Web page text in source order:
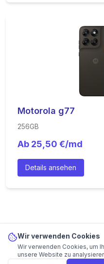
Motorola g77
256GB
Ab 25,50 €/md
Details ansehen
Motorola Edge 70 Fusion
Wir verwenden Cookies
Wir verwenden Cookies, um
unsere Website zu